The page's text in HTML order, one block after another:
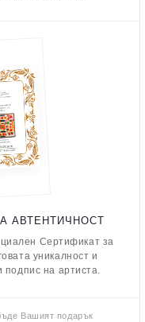
АВТЕНТИЧНОСТ
Сертификат за
уникалност и
на артиста.
Вашият подарък